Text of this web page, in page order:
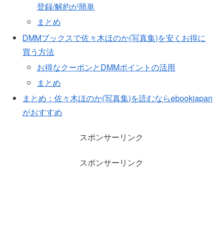
登録/解約が簡単
まとめ
DMMブックスで佐々木ほのか(写真集)を安くお得に
買う方法
お得なクーポンとDMMポイントの活用
まとめ
まとめ：佐々木ほのか(写真集)を読むならebookjapan
がおすすめ
スポンサーリンク
スポンサーリンク